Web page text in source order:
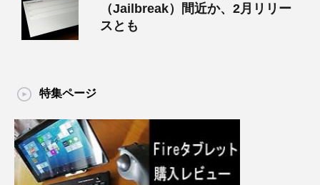
（Jailbreak）間近か、2月リリー
スとも
特集ページ